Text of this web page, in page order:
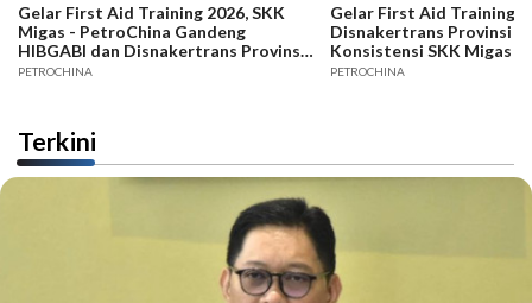
Gelar First Aid Training 2026, SKK
Migas - PetroChina Gandeng
HIBGABI dan Disnakertrans Provinsi
Jambi
PETROCHINA
Gelar First Aid Training
Disnakertrans Provinsi
Konsistensi SKK Migas -
PETROCHINA
Terkini